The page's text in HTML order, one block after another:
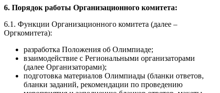
6. Порядок работы Организационного комитета:
6.1. Функции Организационного комитета (далее –
Оргкомитета):
разработка Положения об Олимпиаде;
взаимодействие с Региональными организаторами
(далее Организаторами);
подготовка материалов Олимпиады (бланки ответов,
бланки заданий, рекомендации по проведению